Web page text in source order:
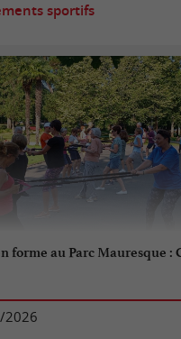
sportifs
forme au Parc Mauresque
2026